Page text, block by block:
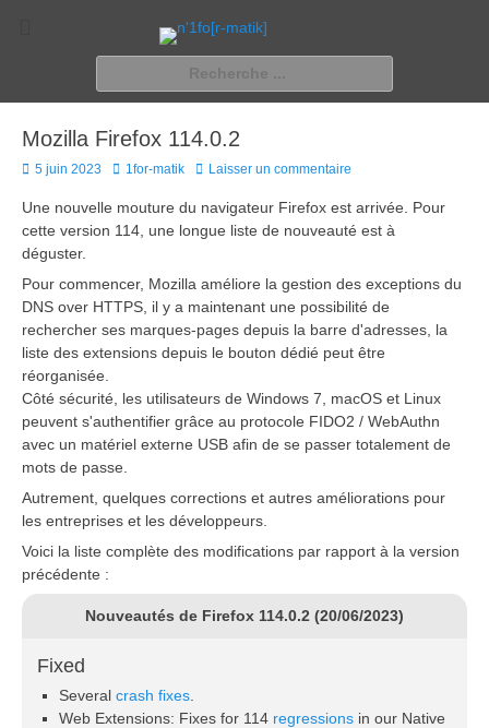
n'1fo[r-matik]
Pour les nymphos d'infos en info…
Mozilla Firefox 114.0.2
Posted
5 juin 2023 Author
1for-matik Laisser un commentaire
Une nouvelle mouture du navigateur Firefox est arrivée. Pour
cette version 114, une longue liste de nouveauté est à
déguster.
Pour commencer, Mozilla améliore la gestion des exceptions du
DNS over HTTPS, il y a maintenant une possibilité de
rechercher ses marques-pages depuis la barre d'adresses, la
liste des extensions depuis le bouton dédié peut être
réorganisée.
Côté sécurité, les utilisateurs de Windows 7, macOS et Linux
peuvent s'authentifier grâce au protocole FIDO2 / WebAuthn
avec un matériel externe USB afin de se passer totalement de
mots de passe.
Autrement, quelques corrections et autres améliorations pour
les entreprises et les développeurs.
Voici la liste complète des modifications par rapport à la version
précédente :
Nouveautés de Firefox 114.0.2 (20/06/2023)
Fixed
Several crash fixes
Web Extensions: Fixes for 114 regressions in our Native